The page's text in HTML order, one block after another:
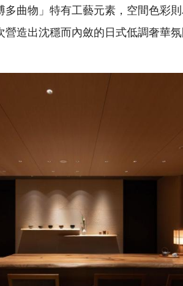
曲物」特有工藝元素，空間色彩
造出沈穩而內斂的日式低調奢華氛